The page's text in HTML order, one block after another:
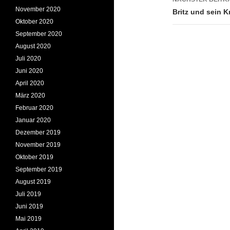
Britz und sein
November 2020
Oktober 2020
September 2020
August 2020
Juli 2020
Juni 2020
April 2020
März 2020
Februar 2020
Januar 2020
Dezember 2019
November 2019
Oktober 2019
September 2019
August 2019
Juli 2019
Juni 2019
Mai 2019